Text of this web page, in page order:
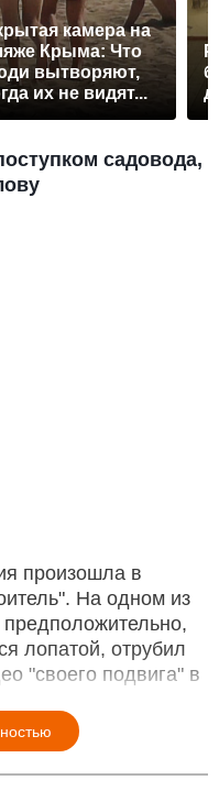
камера на
Крыма: Что
вытворяют,
их не видят...
садовода,
произошла в
На одном из
лопатой, отрубил
"своего подвига" в